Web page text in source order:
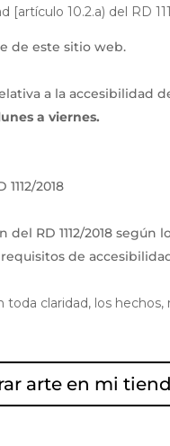
10.2.a) del RD
de este sitio web.
a la accesibilidad
a viernes.
2018
RD 1112/2018 según
de
claridad, los
arte en mi